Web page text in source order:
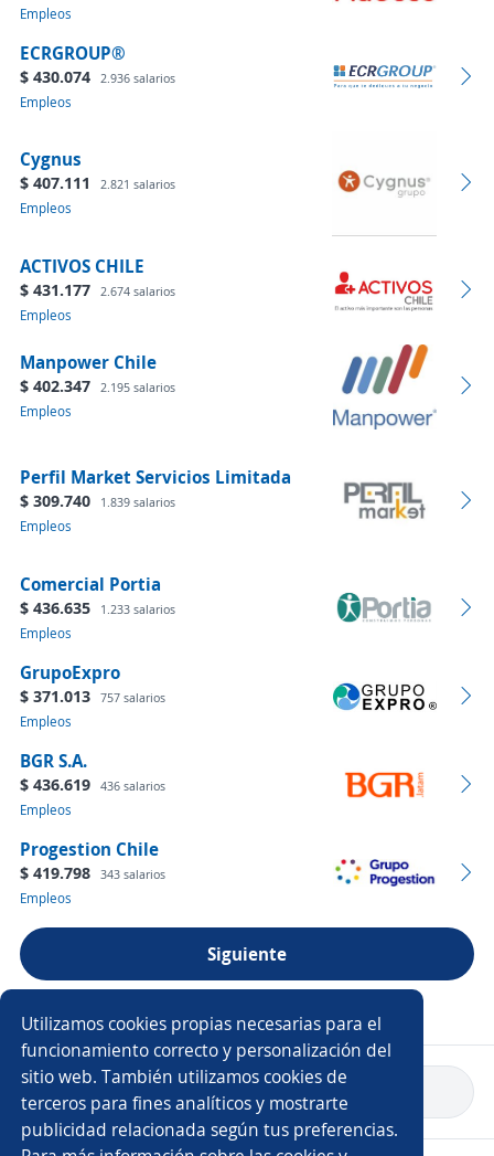
Utilizamos cookies propias necesarias para el
funcionamiento correcto y personalización del
sitio web. También utilizamos cookies de
terceros para fines analíticos y mostrarte
publicidad relacionada según tus preferencias.
Empleos
ECRGROUP®️
$ 430.074 2.936 salarios
Empleos
Cygnus
$ 407.111 2.821 salarios
Empleos
ACTIVOS CHILE
$ 431.177 2.674 salarios
Empleos
Manpower Chile
$ 402.347 2.195 salarios
Empleos
Perfil Market Servicios Limitada
$ 309.740 1.839 salarios
Empleos
Comercial Portia
$ 436.635 1.233 salarios
Empleos
GrupoExpro
$ 371.013 757 salarios
Empleos
BGR S.A.
$ 436.619 436 salarios
Empleos
Progestion Chile
$ 419.798 343 salarios
Empleos
Siguiente
Ver más empresas
Volver a inicio